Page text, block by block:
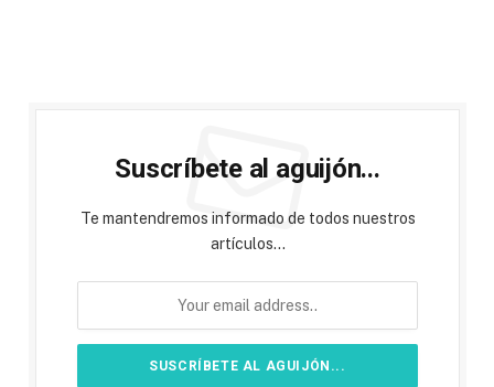
Suscríbete al aguijón...
Te mantendremos informado de todos nuestros
artículos...